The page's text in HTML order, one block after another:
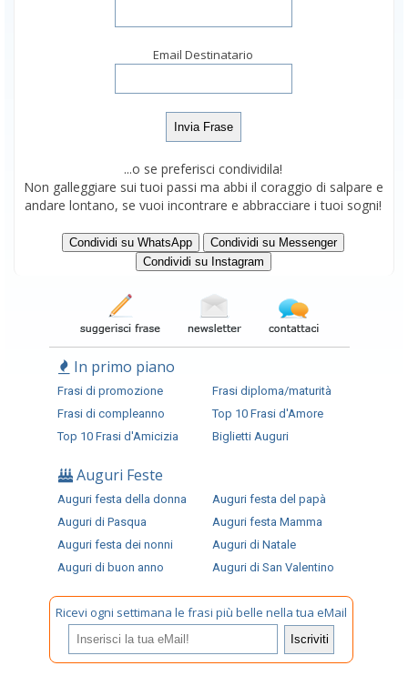
Email Destinatario
...o se preferisci condividila!
Non galleggiare sui tuoi passi ma abbi il coraggio di salpare e
andare lontano, se vuoi incontrare e abbracciare i tuoi sogni!
Condividi su WhatsApp
Condividi su Messenger
Condividi su Instagram
In primo piano
Frasi di promozione
Frasi diploma/maturità
Frasi di compleanno
Top 10 Frasi d'Amore
Top 10 Frasi d'Amicizia
Biglietti Auguri
Auguri Feste
Auguri festa della donna
Auguri festa del papà
Auguri di Pasqua
Auguri festa Mamma
Auguri festa dei nonni
Auguri di Natale
Auguri di buon anno
Auguri di San Valentino
Ricevi ogni settimana le frasi più belle nella tua eMail